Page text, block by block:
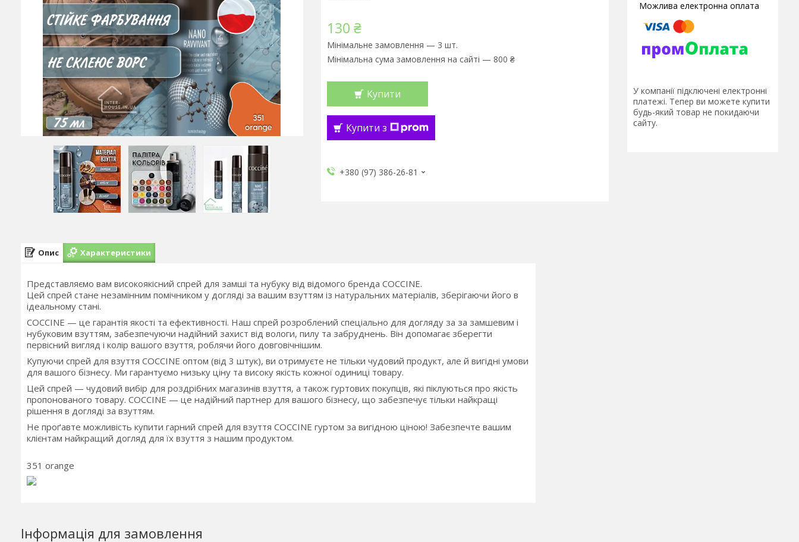
130 ₴
Мінімальне замовлення — 3 шт.
Мінімальна сума замовлення на сайті — 800 ₴
Купити
Купити з
+380 (97) 386-26-81
У компанії підключені електронні
платежі. Тепер ви можете купити
будь-який товар не покидаючи
сайту.
Опис Характеристики
Представляємо вам високоякісний спрей для замші та нубуку від відомого бренда COCCINE.
Цей спрей стане незамінним помічником у догляді за вашим взуттям із натуральних матеріалів, зберігаючи його в
ідеальному стані.
COCCINE — це гарантія якості та ефективності. Наш спрей розроблений спеціально для догляду за за замшевим і
нубуковим взуттям, забезпечуючи надійний захист від вологи, пилу та забруднень. Він допомагає зберегти
первісний вигляд і колір вашого взуття, роблячи його довговічнішим.
Купуючи спрей для взуття COCCINE оптом (від 3 штук), ви отримуєте не тільки чудовий продукт, але й вигідні умови
для вашого бізнесу. Ми гарантуємо низьку ціну та високу якість кожної одиниці товару.
Цей спрей — чудовий вибір для роздрібних магазинів взуття, а також гуртових покупців, які піклуються про якість
пропонованого товару. COCCINE — це надійний партнер для вашого бізнесу, що забезпечує тільки найкращі
рішення в догляді за взуттям.
Не проґавте можливість купити гарний спрей для взуття COCCINE гуртом за вигідною ціною! Забезпечте вашим
клієнтам найкращий догляд для їх взуття з нашим продуктом.
351 orange
Інформація для замовлення